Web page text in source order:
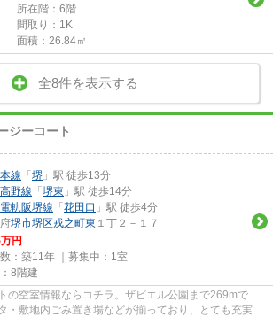
所在階：6階
間取り：1K
面積：26.84㎡
全8件を表示する
ジーコート
線 「 堺 」駅 徒歩13分
野線 「 堺東 」駅 徒歩14分
軌阪堺線 「 花田口 」駅 徒歩4分
堺市堺区戎之町東 １丁２－１７
万円
：築11年 ｜募集中： 1室
8階建
の空室情報ならコチラ。ザビエル公園まで269mで
・敷地内ごみ置き場などが揃っており、とても充実し